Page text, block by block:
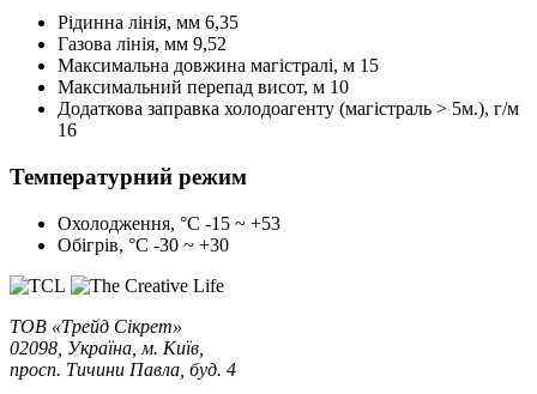
Рідинна лінія, мм 6,35
Газова лінія, мм 9,52
Максимальна довжина магістралі, м 15
Максимальний перепад висот, м 10
Додаткова заправка холодоагенту (магістраль > 5м.), г/м
16
Температурний режим
Охолодження, °С -15 ~ +53
Обігрів, °С -30 ~ +30
ТОВ «Трейд Сікрет»
02098, Україна, м. Київ,
просп. Тичини Павла, буд. 4